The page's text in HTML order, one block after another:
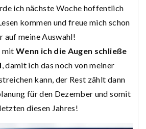
ich nächste Woche hoffentlich
kommen und freue mich schon
auf meine Auswahl!
mitWenn ich die Augen schließe
, damit ich das noch von meiner
kann, der Rest zählt dann
für den Dezember und somit
diesen Jahres!